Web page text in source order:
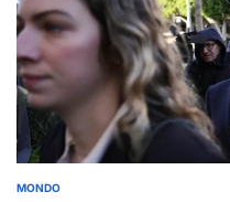
POSTED
MONDO